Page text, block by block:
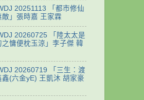
20251113 「都市修仙
敵」張時嘉 王家霖
20260725 「陸太太是
之慵便枕玉涼」李子傑 韓
20260719 「三生：渡
鑫(六金yE) 王凱沐 胡家豪